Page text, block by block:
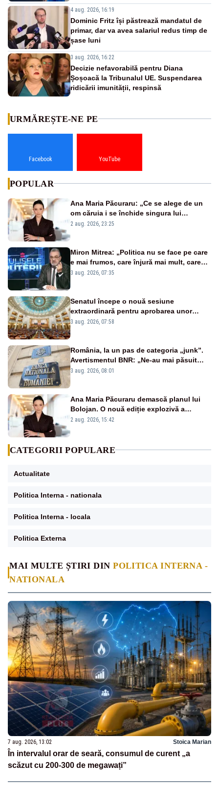
4 aug. 2026, 16:19
Dominic Fritz își păstrează mandatul de
primar, dar va avea salariul redus timp de
șase luni
3 aug. 2026, 16:22
Decizie nefavorabilă pentru Diana
Șoșoacă la Tribunalul UE. Suspendarea
ridicării imunității, respinsă
MAI MULTE ȘTIRI DINPOLITICA INTERNA -
NATIONALA
7 aug. 2026, 13:02 Stoica Marian
În intervalul orar de seară, consumul de curent „a
scăzut cu 200-300 de megawați”
URMĂREȘTE-NE PE
Facebook YouTube
POPULAR
Ana Maria Păcuraru: „Ce se alege de un
om căruia i se închide singura lui
portiță?”
2 aug. 2026, 23:25
Miron Mitrea: „Politica nu se face pe care
e mai frumos, care înjură mai mult, care
țipă mai tare, ci pe proiecte”
3 aug. 2026, 07:35
Senatul începe o nouă sesiune
extraordinară pentru aprobarea unor
jaloane din PNRR
3 aug. 2026, 07:58
România, la un pas de categoria „junk”.
Avertismentul BNR: „Ne-au mai păsuit
pentru câteva luni”
3 aug. 2026, 08:01
Ana Maria Păcuraru demască planul lui
Bolojan. O nouă ediție explozivă a
emisiunii „Miza Zilei” la Realitatea PLUS
2 aug. 2026, 15:42
CATEGORII POPULARE
Actualitate
Politica Interna - nationala
Politica Interna - locala
Politica Externa